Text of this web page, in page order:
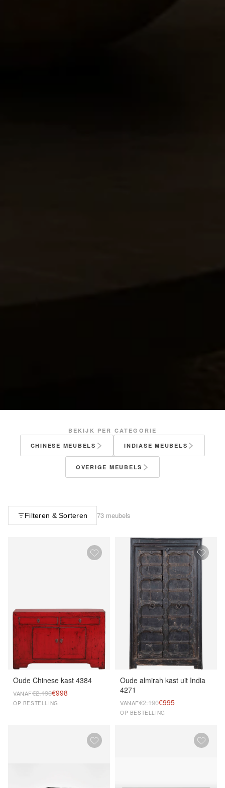
BEKIJK PER CATEGORIE
CHINESE MEUBELS
INDIASE MEUBELS
OVERIGE MEUBELS
Filteren & Sorteren 73 meubels
Oude Chinese kast 4384
VANAF€2.190€998
OP BESTELLING
Oude almirah kast uit India
4271
VANAF€2.190€995
OP BESTELLING